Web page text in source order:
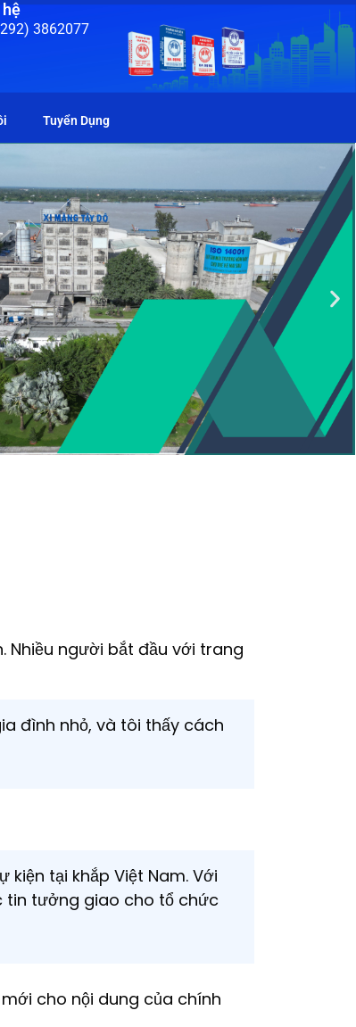
3862077
Tuyển Dụng
Nhiều người bắt đầu với trang
đình nhỏ, và tôi thấy cách
tại khắp Việt Nam. Với
tin tưởng giao cho tổ chức
cho nội dung của chính